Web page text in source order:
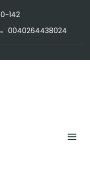
142
0040264438024